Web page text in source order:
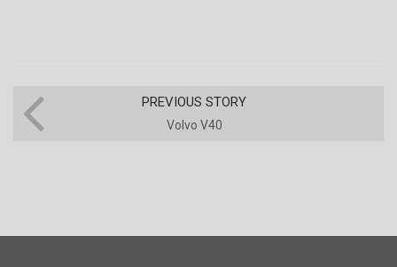
PREVIOUS STORY
Volvo V40